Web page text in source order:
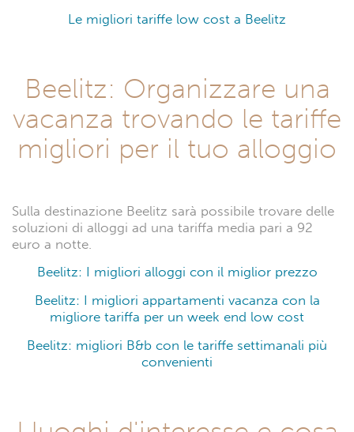
Le migliori tariffe low cost a Beelitz
Beelitz: Organizzare una
vacanza trovando le tariffe
migliori per il tuo alloggio
Sulla destinazione Beelitz sarà possibile trovare delle
soluzioni di alloggi ad una tariffa media pari a 92
euro a notte.
Beelitz: I migliori alloggi con il miglior prezzo
Beelitz: I migliori appartamenti vacanza con la
migliore tariffa per un week end low cost
Beelitz: migliori B&b con le tariffe settimanali più
convenienti